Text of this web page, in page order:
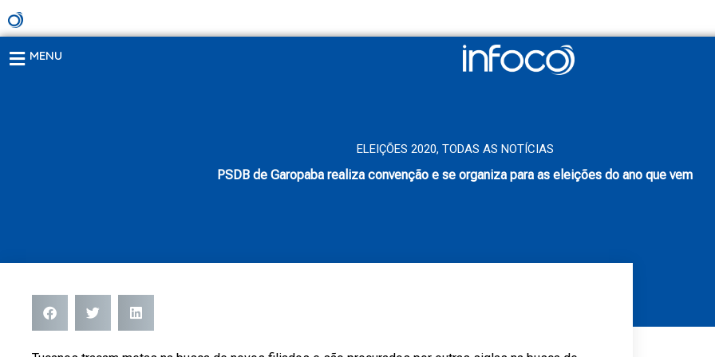
para
MENU
ELEIÇÕES 2020, TODAS AS NOTÍCIAS
PSDB de Garopaba realiza convenção e se organiza para as eleições do ano que vem